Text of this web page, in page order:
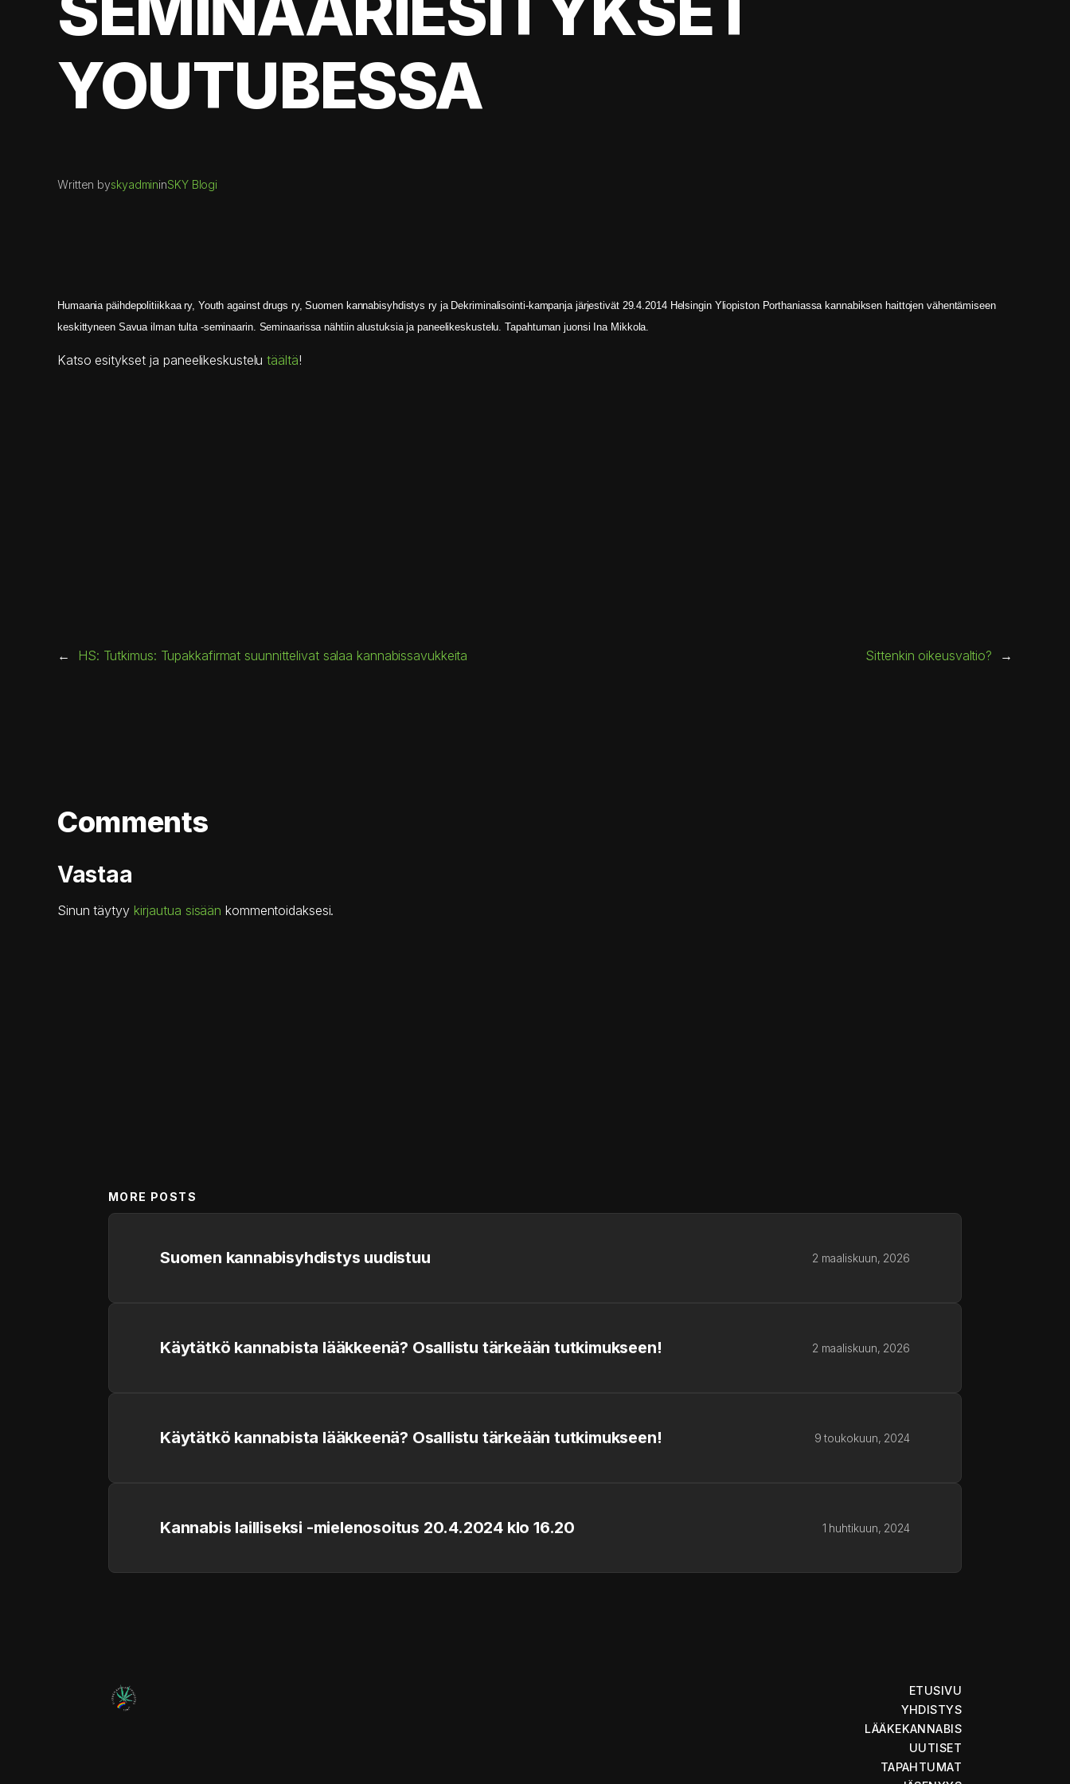
YOUTUBESSA
Written byskyadmininSKY Blogi
Humaania päihdepolitiikkaa ry, Youth against drugs ry, Suomen kannabisyhdistys ry ja Dekriminalisointi-kampanja järjestivät 29.4.2014 Helsingin Yliopiston Porthaniassa kannabiksen haittojen vähentämiseen
keskittyneen Savua ilman tulta -seminaarin. Seminaarissa nähtiin alustuksia ja paneelikeskustelu. Tapahtuman juonsi Ina Mikkola.
Katso esitykset ja paneelikeskustelutäältä!
← HS: Tutkimus: Tupakkafirmat suunnittelivat salaa kannabissavukkeita Sittenkin oikeusvaltio? →
Comments
Vastaa
Sinun täytyy kirjautua sisään kommentoidaksesi.
MORE POSTS
Suomen kannabisyhdistys uudistuu 2 maaliskuun, 2026
Käytätkö kannabista lääkkeenä? Osallistu tärkeään tutkimukseen! 2 maaliskuun, 2026
Käytätkö kannabista lääkkeenä? Osallistu tärkeään tutkimukseen! 9 toukokuun, 2024
Kannabis lailliseksi -mielenosoitus 20.4.2024 klo 16.20 1 huhtikuun, 2024
ETUSIVU
YHDISTYS
LÄÄKEKANNABIS
UUTISET
TAPAHTUMAT